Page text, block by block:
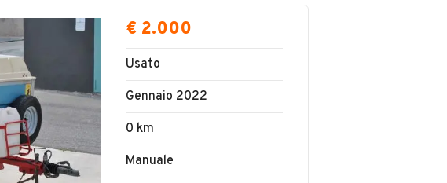
€ 2.000
Usato
Gennaio 2022
0 km
Manuale